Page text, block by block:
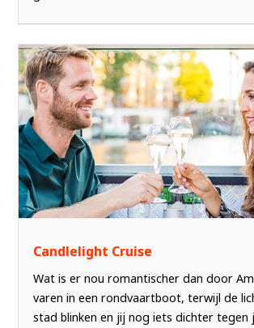
Candlelight Cruise
Wat is er nou romantischer dan door
varen in een rondvaartboot, terwijl de
stad blinken en jij nog iets dichter tegen